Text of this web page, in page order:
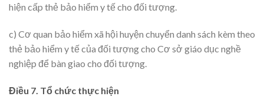
hiện cấp thẻ bảo hiểm y tế cho đối tượng.
c) Cơ quan bảo hiểm xã hội huyện chuyển danh sách kèm theo
thẻ bảo hiểm y tế của đối tượng cho Cơ sở giáo dục nghề
nghiệp để bàn giao cho đối tượng.
Điều 7. Tổ chức thực hiện